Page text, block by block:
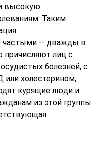
высокую
Таким
частыми — дважды в
причисляют лиц с
болезней, с
холестерином,
курящие люди и
из этой группы